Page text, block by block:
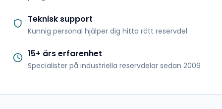
Teknisk support
Kunnig personal hjälper dig hitta rätt reservdel
15+ års erfarenhet
Specialister på industriella reservdelar sedan 2009